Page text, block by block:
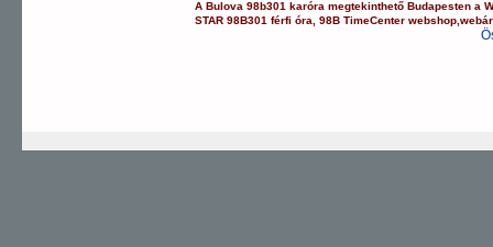
ABulova 98b301 karóra megtekinthető Budapesten a
STAR 98B301 férfi óra ,98B TimeCenter webshop ,